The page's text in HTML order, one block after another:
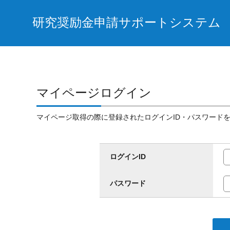
研究奨励金申請サポートシステム
マイページログイン
マイページ取得の際に登録されたログインID・パスワード
ログインID
パスワード